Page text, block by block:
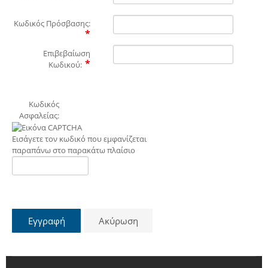
Κωδικός Πρόσβασης:
Επιβεβαίωση
Κωδικού:
Κωδικός
Ασφαλείας:
Εισάγετε τον κωδικό που εμφανίζεται
παραπάνω στο παρακάτω πλαίσιο
Εγγραφή Ακύρωση